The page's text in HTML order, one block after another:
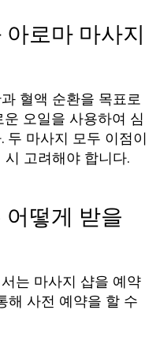
로마 마사지
혈액 순환을 목표로
오일을 사용하여 심
두 마사지 모두 이점이
고려해야 합니다.
떻게 받을
는 마사지 샵을 예약
해 사전 예약을 할 수